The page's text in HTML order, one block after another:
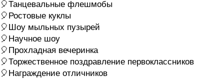
🎈Танцевальные флешмобы
🎈Ростовые куклы
🎈Шоу мыльных пузырей
🎈Научное шоу
🎈Прохладная вечеринка
🎈Торжественное поздравление первоклассников
🎈Награждение отличников